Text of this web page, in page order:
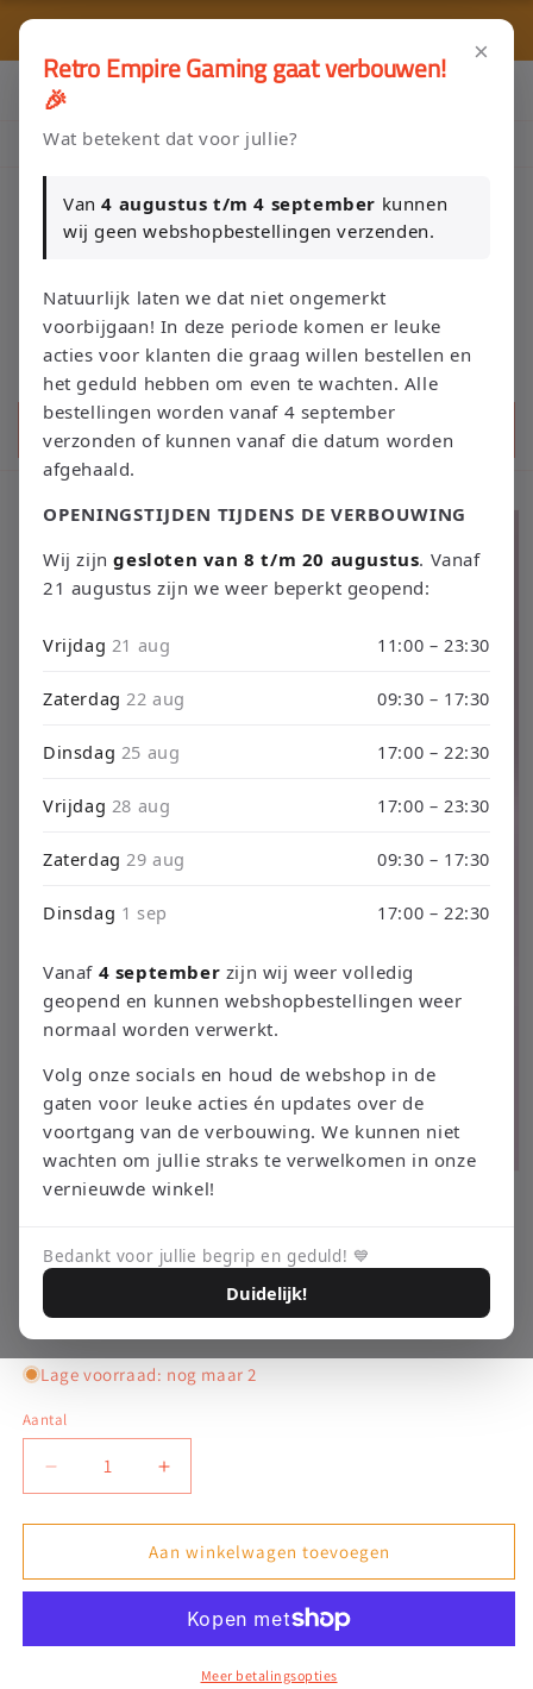
naar de
🎮
Klik Hier en Verkoop je Game of TCG collectie aan Retro Empire
Nieuw: zoek je Magic-deck automatisch op in onze voorraad.
direct naar
modaal
The Settlers - Nintendo DS
Lage voorraad: nog maar 2
Aantal
Aantal
verlagen
voor
Settlers
DS
Aantal
verhogen
voor
The
Settlers
Nintendo
DS
Aan winkelwagen toevoegen
Meer betalingsopties
×
Retro Empire Gaming gaat verbouwen!
🎉
Wat betekent dat voor jullie?
Van4 augustus t/m 4 september kunnen
wij geen webshopbestellingen verzenden.
Natuurlijk laten we dat niet ongemerkt
voorbijgaan! In deze periode komen er leuke
acties voor klanten die graag willen bestellen en
het geduld hebben om even te wachten. Alle
bestellingen worden vanaf 4 september
verzonden of kunnen vanaf die datum worden
afgehaald.
OPENINGSTIJDEN TIJDENS DE VERBOUWING
Wij zijngesloten van 8 t/m 20 augustus. Vanaf
21 augustus zijn we weer beperkt geopend:
Vrijdag 21 aug 11:00 – 23:30
Zaterdag22 aug 09:30 – 17:30
Dinsdag 25 aug 17:00 – 22:30
Vrijdag 28 aug 17:00 – 23:30
Zaterdag29 aug 09:30 – 17:30
Dinsdag 1 sep 17:00 – 22:30
Vanaf 4 september zijn wij weer volledig
geopend en kunnen webshopbestellingen weer
normaal worden verwerkt.
Volg onze socials en houd de webshop in de
gaten voor leuke acties én updates over de
voortgang van de verbouwing. We kunnen niet
wachten om jullie straks te verwelkomen in onze
vernieuwde winkel!
Bedankt voor jullie begrip en geduld! 💙
Duidelijk!